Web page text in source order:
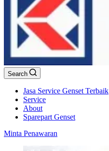
Search
Jasa Service Genset Terbaik
Service
About
Sparepart Genset
Minta Penawaran